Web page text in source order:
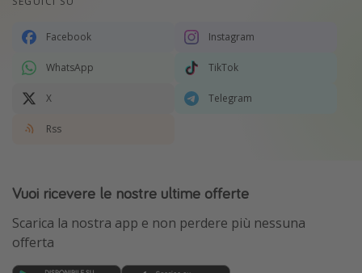
Facebook Instagram
WhatsApp TikTok
X Telegram
Rss
Vuoi ricevere le nostre ultime offerte
Scarica la nostra app e non perdere più nessuna
offerta